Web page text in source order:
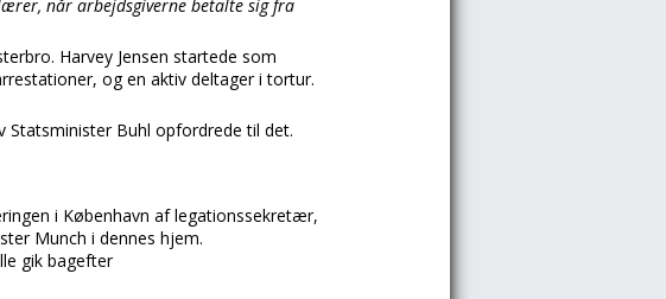
når arbejdsgiverne betalte sig fra
Harvey Jensen startede som
og en aktiv deltager i tortur.
Statsminister Buhl opfordrede til det.
i København af legationssekretær,
Munch i dennes hjem.
gik bagefter